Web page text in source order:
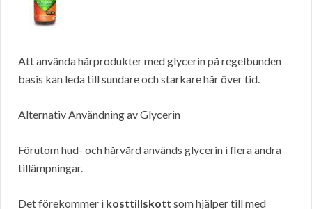
Att använda hårprodukter med glycerin på regelbunden
basis kan leda till sundare och starkare hår över tid.
Alternativ Användning av Glycerin
Förutom hud- och hårvård används glycerin i flera andra
tillämpningar.
Det förekommer i kosttillskott som hjälper till med